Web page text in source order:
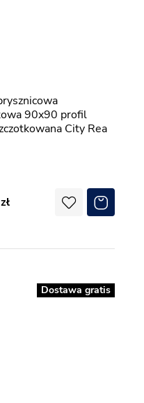
90x90 profil
City Rea
Dostawa gratis